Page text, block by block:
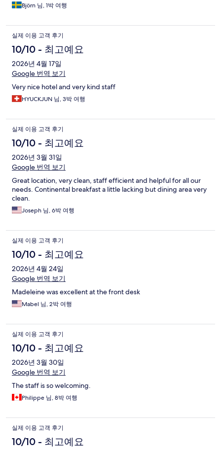
Björn 님, 1박 여행
실제 이용 고객 후기
10/10 - 최고예요
2026년 4월 17일
Google 번역 보기
Very nice hotel and very kind staff
HYUCKJUN 님, 3박 여행
실제 이용 고객 후기
10/10 - 최고예요
2026년 3월 31일
Google 번역 보기
Great location, very clean, staff efficient and helpful for all our
needs. Continental breakfast a little lacking but dining area very
clean.
Joseph 님, 6박 여행
실제 이용 고객 후기
10/10 - 최고예요
2026년 4월 24일
Google 번역 보기
Madeleine was excellent at the front desk
Mabel 님, 2박 여행
실제 이용 고객 후기
10/10 - 최고예요
2026년 3월 30일
Google 번역 보기
The staff is so welcoming.
Philippe 님, 8박 여행
실제 이용 고객 후기
10/10 - 최고예요